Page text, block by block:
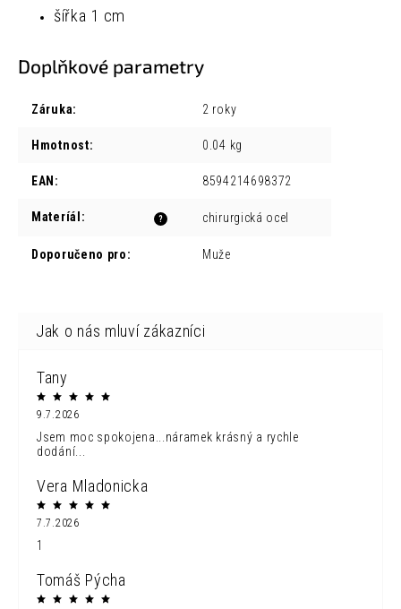
šířka 1 cm
Doplňkové parametry
Záruka: 2 roky
Hmotnost: 0.04 kg
EAN : 8594214698372
?
Materíál : chirurgická ocel
Doporučeno pro: Muže
Tany
9.7.2026
Jsem moc spokojena...náramek krásný a rychle
dodání...
Vera Mladonicka
7.7.2026
1
Tomáš Pýcha